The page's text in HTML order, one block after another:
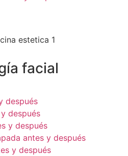
facial
después
después
y después
antes y después
y después